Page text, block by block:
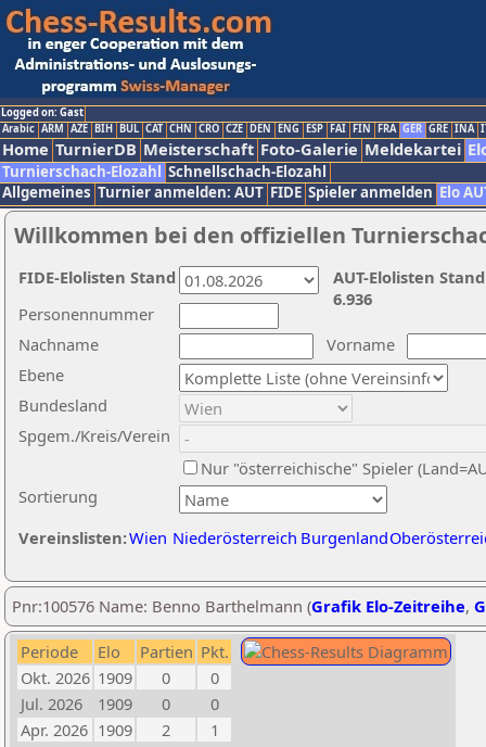
Logged on: Gast
Arabic ARM AZE BIH BUL CAT CHN CRO CZE DEN ENG ESP FAI FIN FRA GER GRE INA
Home TurnierDB Meisterschaft Foto-Galerie Meldekartei
Turnierschach-Elozahl Schnellschach-Elozahl
Allgemeines Turnier anmelden: AUT FIDE Spieler anmelden Elo
Willkommen bei den offiziellen
Nachname
Vorname
Ebene
Sortierung
Personennummer
Bundesland
Spgem./Kreis/Verein
Nur "österreichische" Spieler
Vereinslisten:Wien Niederösterreich Burgenland
AUT-Elolisten
6.936
FIDE-Elolisten Stand
Pnr:100576 Name: Benno Barthelmann (Grafik Elo-Zeitreihe,
Periode Elo Partien Pkt.
Okt. 2026 1909 0
0
Jul. 2026
1909 0
0
Apr. 2026 1909 2
1